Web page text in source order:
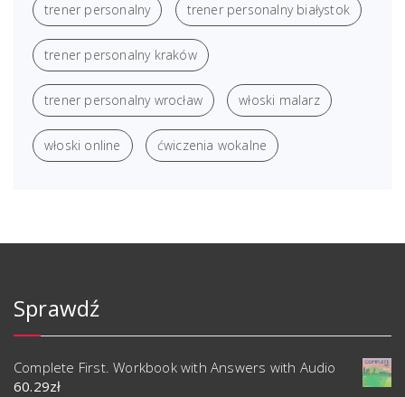
trener personalny trener personalny białystok
trener personalny kraków
trener personalny wrocław włoski malarz
włoski online ćwiczenia wokalne
Sprawdź
Complete First. Workbook with Answers with Audio
60.29zł